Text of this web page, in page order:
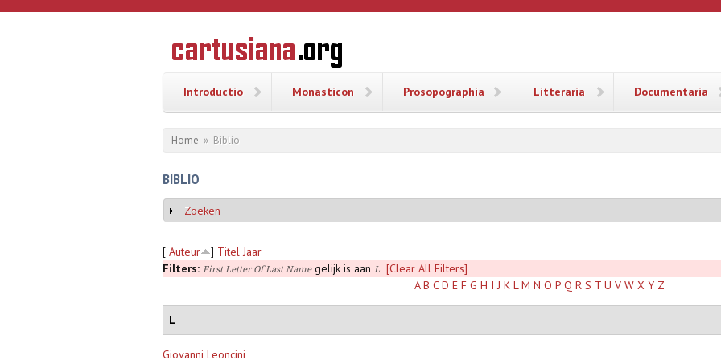
Overslaan en naar de inhoud gaan
CARTUSIANA
Geschiedenis
van de
Introductio Monasticon Prosopographia Litteraria Documentaria
U bent hier
Home » Biblio
BIBLIO
Weergeven
Zoeken
[ Auteur ] Titel Jaar
Filters: First Letter Of Last Namegelijk is aan L
[Clear All Filters]
A B C D E F G H I J K L M N O P Q R S T U V W X Y Z
L
Giovanni Leoncini